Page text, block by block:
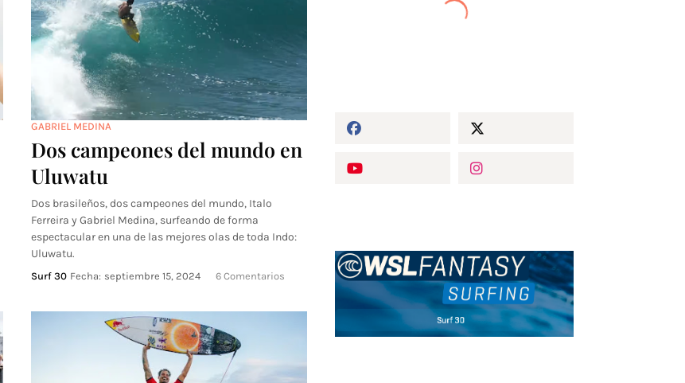
GABRIEL MEDINA
Dos campeones del mundo en
Uluwatu
Dos brasileños, dos campeones del mundo, Italo
Ferreira y Gabriel Medina, surfeando de forma
espectacular en una de las mejores olas de toda Indo:
Uluwatu.
Surf 30 Fecha: septiembre 15, 2024 6 Comentarios